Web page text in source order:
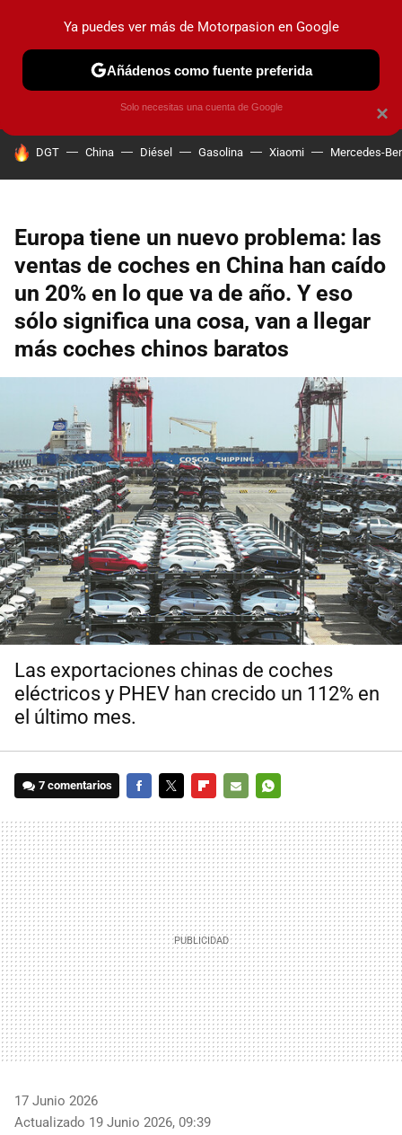
PRUEBAS COCHES ELÉCTRICOS OBSERVATORIO
HOY SE HABLA DE
DGT China Diésel Gasolina Xiaomi Mercedes-
Europa tiene un nuevo problema: las
ventas de coches en China han caído
un 20% en lo que va de año. Y eso
sólo significa una cosa, van a llegar
más coches chinos baratos
Las exportaciones chinas de coches
eléctricos y PHEV han crecido un 112% en
el último mes.
7 comentarios
MAIL
17 Junio 2026
Actualizado 19 Junio 2026, 09:39
×
Ya puedes ver más de Motorpasion en Google
Añádenos como fuente preferida
Solo necesitas una cuenta de Google